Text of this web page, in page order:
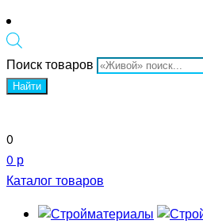
Поиск товаров
Найти
0
0 р
Каталог товаров